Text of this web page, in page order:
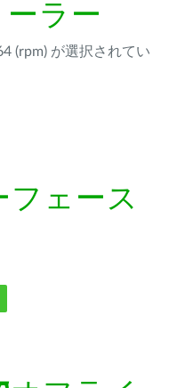
ラー
(rpm) が選択されてい
フェース